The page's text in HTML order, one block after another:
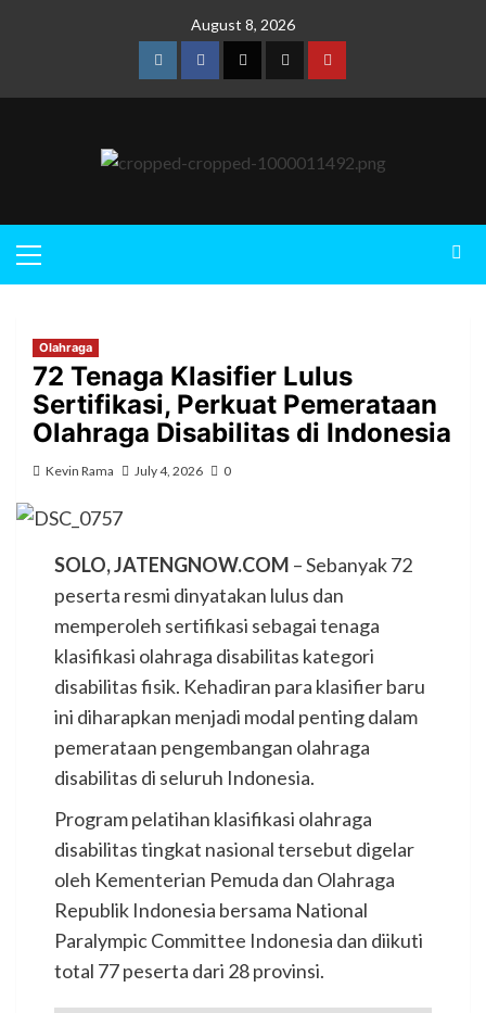
August 8, 2026
Olahraga
72 Tenaga Klasifier Lulus
Sertifikasi, Perkuat Pemerataan
Olahraga Disabilitas di Indonesia
Kevin Rama July 4, 2026 0
SOLO, JATENGNOW.COM – Sebanyak 72
peserta resmi dinyatakan lulus dan
memperoleh sertifikasi sebagai tenaga
klasifikasi olahraga disabilitas kategori
disabilitas fisik. Kehadiran para klasifier baru
ini diharapkan menjadi modal penting dalam
pemerataan pengembangan olahraga
disabilitas di seluruh Indonesia.
Program pelatihan klasifikasi olahraga
disabilitas tingkat nasional tersebut digelar
oleh Kementerian Pemuda dan Olahraga
Republik Indonesia bersama National
Paralympic Committee Indonesia dan diikuti
total 77 peserta dari 28 provinsi.